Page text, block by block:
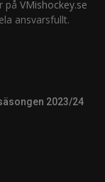
på VMishockey.se
ansvarsfullt.
2023/24